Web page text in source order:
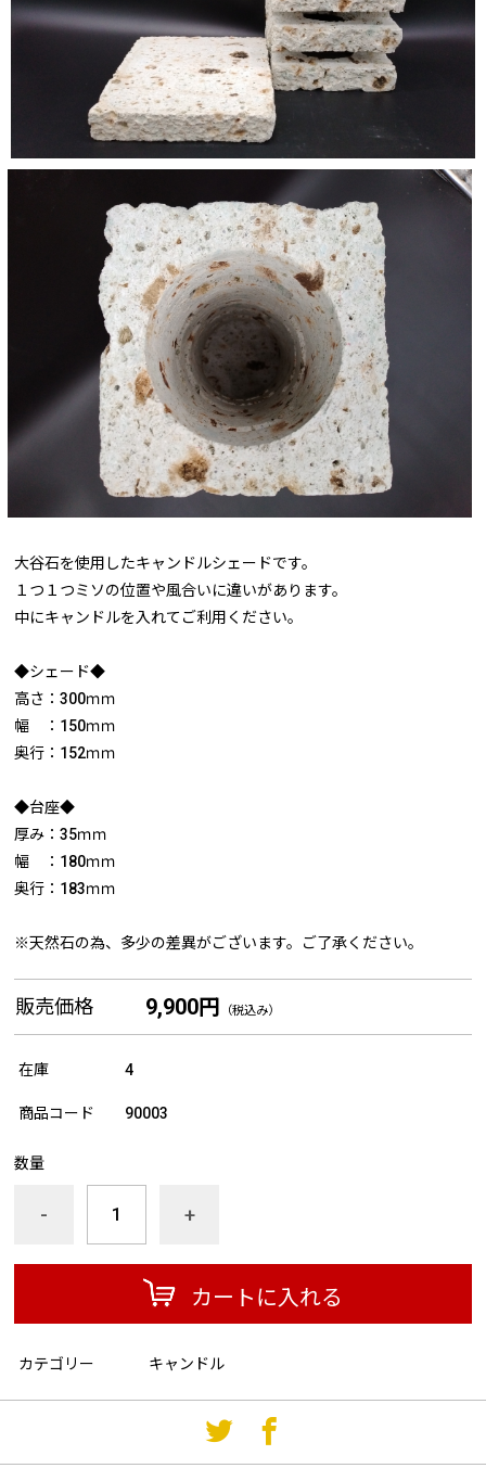
大谷石を使用したキャンドルシェードです。
１つ１つミソの位置や風合いに違いがあります。
中にキャンドルを入れてご利用ください。
◆シェード◆
高さ：300ｍｍ
幅 ：150ｍｍ
奥行：152ｍｍ
◆台座◆
厚み：35ｍｍ
幅 ：180ｍｍ
奥行：183ｍｍ
※天然石の為、多少の差異がございます。ご了承ください。
販売価格 9,900円 （税込み）
在庫 4
商品コード 90003
数量
- +
カートに入れる
カテゴリー キャンドル